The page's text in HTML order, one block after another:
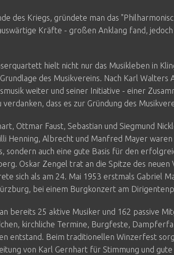
des Kriegs, gründete man das
Kräfte - großen Anklang fand,
hielt nicht nur das Musikleben in
des Musikvereins. Nach Karl Walters
weiter und seiner Initiative - einer
dass es zur Gründung des
Ottmar Faust, Sebastian und Siegmund
Henning, Albrecht und Manfred Mayer
sondern auch eine gute Basis für den
Oskar Zengel trat an die Spitze des neuen
sich als am 24. Mai 1953 erstmals Gabriel
bei einem Burgkonzert am
bereits 25 aktive Musiker und 162 passive
kirchliche Termine, Burgfeste,
entstand. Beim traditionellen Winzerfest
von Karl Gernhart für Stimmung und gute